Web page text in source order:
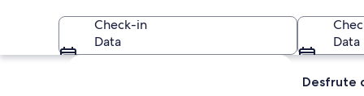
Check-in
Data
Data
Explorar mapa
Desfrute